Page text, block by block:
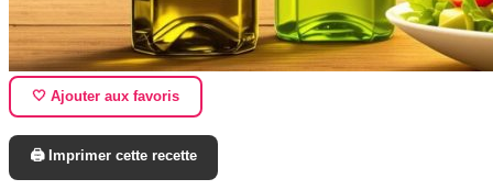
🤍 Ajouter aux favoris
🖨️ Imprimer cette recette